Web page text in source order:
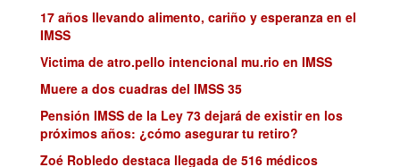
17 años llevando alimento, cariño y esperanza en el
IMSS
Victima de atro.pello intencional mu.rio en IMSS
Muere a dos cuadras del IMSS 35
Pensión IMSS de la Ley 73 dejará de existir en los
próximos años: ¿cómo asegurar tu retiro?
Zoé Robledo destaca llegada de 516 médicos